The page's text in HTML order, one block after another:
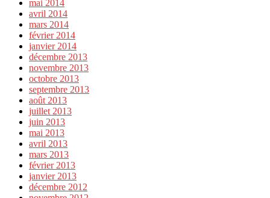
mai 2014
avril 2014
mars 2014
février 2014
janvier 2014
décembre 2013
novembre 2013
octobre 2013
septembre 2013
août 2013
juillet 2013
juin 2013
mai 2013
avril 2013
mars 2013
février 2013
janvier 2013
décembre 2012